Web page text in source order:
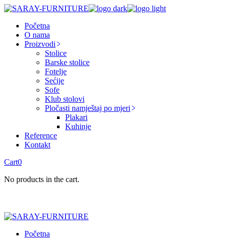
Skip
content
Početna
O nama
Proizvodi
Stolice
Barske stolice
Fotelje
Sećije
Sofe
Klub stolovi
Pločasti namještaj po mjeri
Plakari
Kuhinje
Reference
Kontakt
Cart0
No products in the cart.
Početna